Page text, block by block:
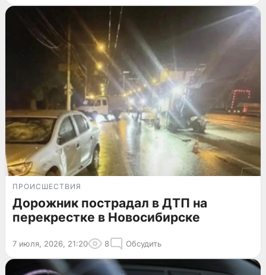
ПРОИСШЕСТВИЯ
Дорожник пострадал в ДТП на
перекрестке в Новосибирске
7 июля, 2026, 21:20 8 Обсудить